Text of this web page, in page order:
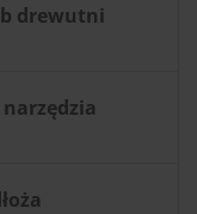
drewutni